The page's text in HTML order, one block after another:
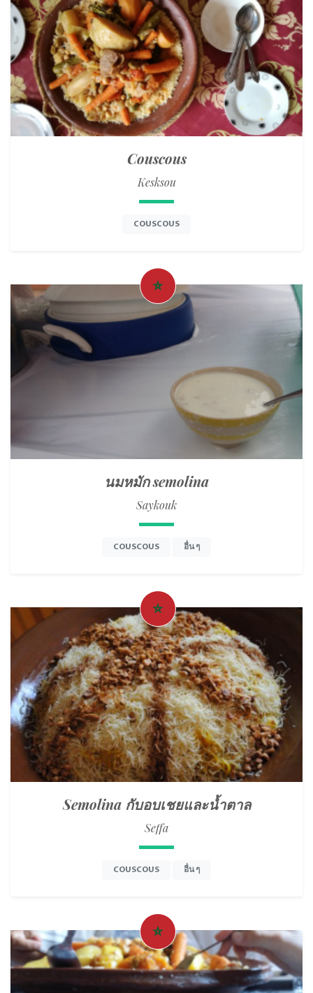
Couscous
Kesksou
COUSCOUS
นมหมัก semolina
Saykouk
COUSCOUS อื่น ๆ
Semolina กับอบเชยและน้ำตาล
Seffa
COUSCOUS อื่น ๆ